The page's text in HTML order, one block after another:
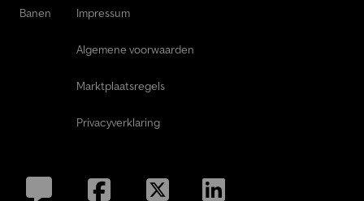
Banen Impressum
Algemene voorwaarden
Marktplaatsregels
Privacyverklaring